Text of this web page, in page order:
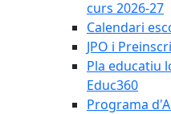
curs 2026-27
Calendari
JPO i
Pla educatiu
Educ360
Programa